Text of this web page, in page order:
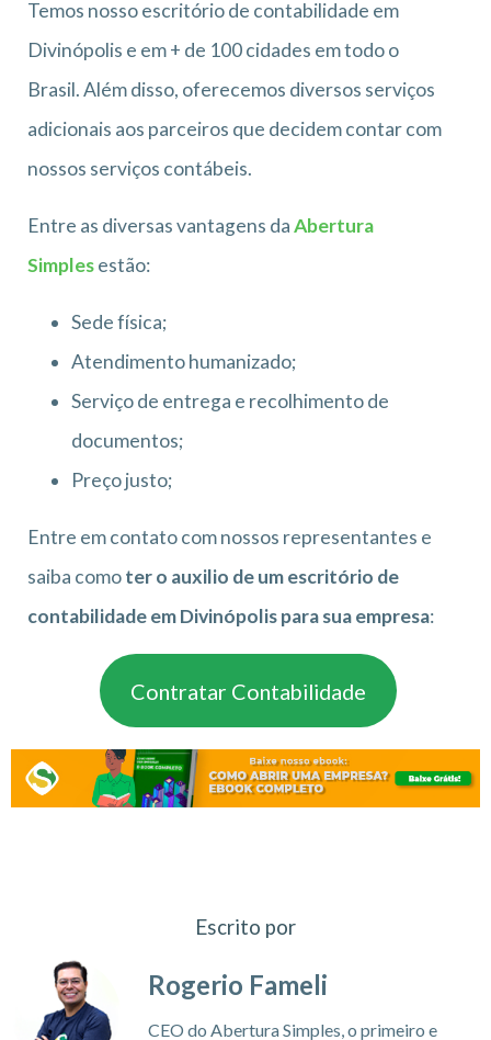
Temos nosso escritório de contabilidade em
Divinópolis e em + de 100 cidades em todo o
Brasil. Além disso, oferecemos diversos serviços
adicionais aos parceiros que decidem contar com
nossos serviços contábeis.
Entre as diversas vantagens daAbertura
Simplesestão:
Sede física;
Atendimento humanizado;
Serviço de entrega e recolhimento de
documentos;
Preço justo;
Entre em contato com nossos representantes e
saiba comoter o auxilio de um escritório de
contabilidade em Divinópolis para sua empresa:
Contratar Contabilidade
Escrito por
Rogerio Fameli
CEO do Abertura Simples, o primeiro e